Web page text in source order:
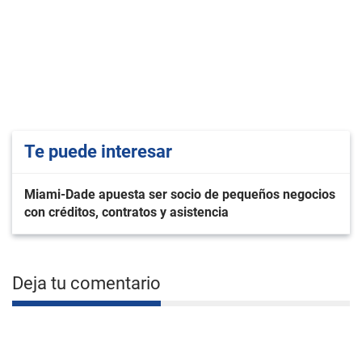
Te puede interesar
Miami-Dade apuesta ser socio de pequeños negocios
con créditos, contratos y asistencia
Deja tu comentario